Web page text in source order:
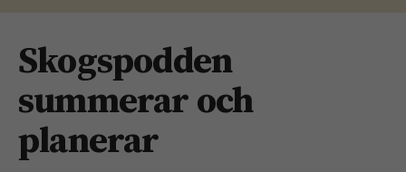
Skogspodden
summerar och
planerar